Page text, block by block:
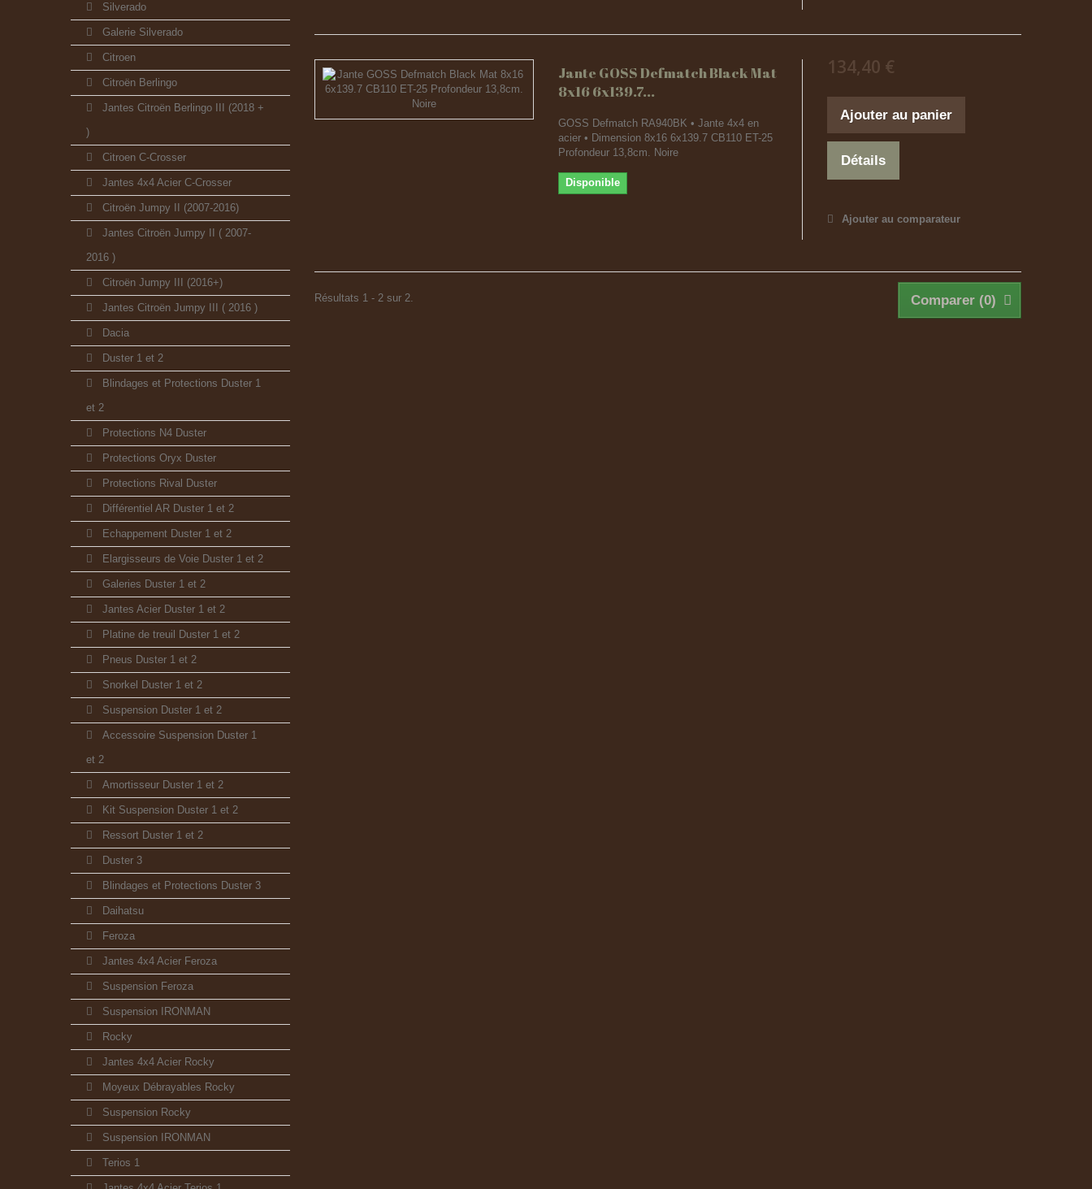
Silverado
Galerie Silverado
Citroen
Citroën Berlingo
Jantes Citroën Berlingo III (2018 +
)
Citroen C-Crosser
Jantes 4x4 Acier C-Crosser
Citroën Jumpy II (2007-2016)
Jantes Citroën Jumpy II ( 2007-
2016 )
Citroën Jumpy III (2016+)
Jantes Citroën Jumpy III ( 2016 )
Dacia
Duster 1 et 2
Blindages et Protections Duster 1
et 2
Protections N4 Duster
Protections Oryx Duster
Protections Rival Duster
Différentiel AR Duster 1 et 2
Echappement Duster 1 et 2
Elargisseurs de Voie Duster 1 et 2
Galeries Duster 1 et 2
Jantes Acier Duster 1 et 2
Platine de treuil Duster 1 et 2
Pneus Duster 1 et 2
Snorkel Duster 1 et 2
Suspension Duster 1 et 2
Accessoire Suspension Duster 1
et 2
Amortisseur Duster 1 et 2
Kit Suspension Duster 1 et 2
Ressort Duster 1 et 2
Duster 3
Blindages et Protections Duster 3
Daihatsu
Feroza
Jantes 4x4 Acier Feroza
Suspension Feroza
Suspension IRONMAN
Rocky
Jantes 4x4 Acier Rocky
Moyeux Débrayables Rocky
Suspension Rocky
Suspension IRONMAN
Terios 1
Jante GOSS Defmatch Black Mat
8x16 6x139.7...
GOSS Defmatch RA940BK • Jante 4x4 en
acier • Dimension 8x16 6x139.7 CB110 ET-25
Profondeur 13,8cm. Noire
Disponible
134,40 €
Ajouter au panier
Détails
Ajouter au comparateur
Comparer (0)
Résultats 1 - 2 sur 2.